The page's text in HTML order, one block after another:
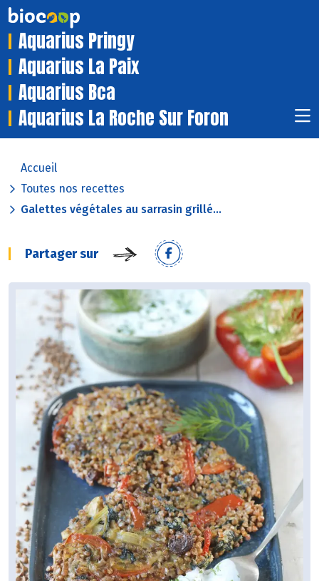
Aquarius Pringy
Aquarius La Paix
Aquarius Bca
Aquarius La Roche Sur Foron
Accueil
Toutes nos recettes
Galettes végétales au sarrasin grillé...
Partager sur